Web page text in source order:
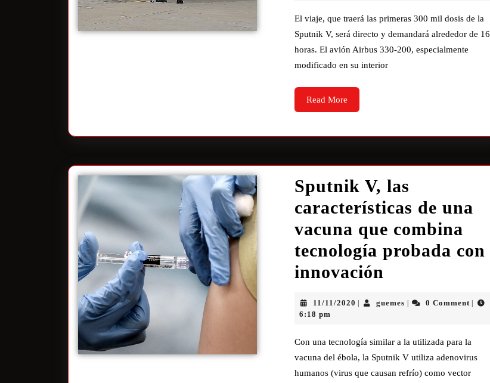
El viaje, que traerá las primeras 300 mil dosis de la
Sputnik V, será directo y demandará alrededor de 16
horas. El avión Airbus 330-200, especialmente
modificado en su interior
Read More
Sputnik V, las
características de una
vacuna que combina
tecnología probada con
innovación
11/11/2020 guemes 0 Comment
6:18 pm
Con una tecnología similar a la utilizada para la
vacuna del ébola, la Sputnik V utiliza adenovirus
humanos (virus que causan refrío) como vector